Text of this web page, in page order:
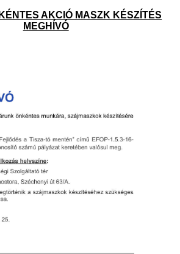
AKCIÓ MASZK KÉSZÍTÉS
MEGHÍVÓ